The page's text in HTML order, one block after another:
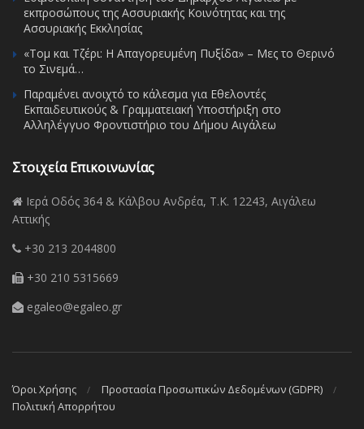
εκπροσώπους της Ασσυριακής Κοινότητας και της
Ασσυριακής Εκκλησίας
«Τομ και Τζέρι: Η Απαγορευμένη Πυξίδα» – Μες το Θερινό
το Σινεμά…
Παραμένει ανοιχτό το κάλεσμα για Εθελοντές
Εκπαιδευτικούς & Γραμματειακή Υποστήριξη στο
Αλληλέγγυο Φροντιστήριο του Δήμου Αιγάλεω
Στοιχεία Επικοινωνίας
Ιερά Οδός 364 & Κάλβου Ανδρέα, Τ.Κ. 12243, Αιγάλεω
Αττικής
+30 213 2044800
+30 210 5315669
egaleo@egaleo.gr
Όροι Χρήσης
Προστασία Προσωπικών Δεδομένων (GDPR)
Πολιτική Απορρήτου